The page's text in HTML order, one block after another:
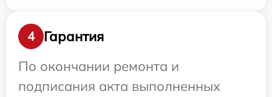
4
Гарантия
По окончании ремонта и
подписания акта выполненных